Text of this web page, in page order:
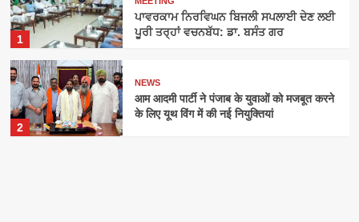
1
ਪਾਵਰਕਾਮ ਨਿਰਵਿਘਨ ਬਿਜਲੀ ਸਪਲਾਈ ਦੇਣ ਲਈ
ਪੂਰੀ ਤਰ੍ਹਾਂ ਵਚਨਬੱਧ: ਡਾ. ਬਸੰਤ ਗਰ
2
NEWS
आम आदमी पार्टी ने पंजाब के युवाओं को मजबूत करने
के लिए यूथ विंग में की नई नियुक्तियां